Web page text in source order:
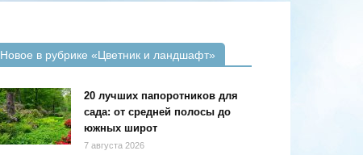
Новое в рубрике «Цветник и ландшафт»
20 лучших папоротников для
сада: от средней полосы до
южных широт
7 августа 2026